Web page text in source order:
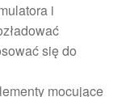
i
się do
mocujące